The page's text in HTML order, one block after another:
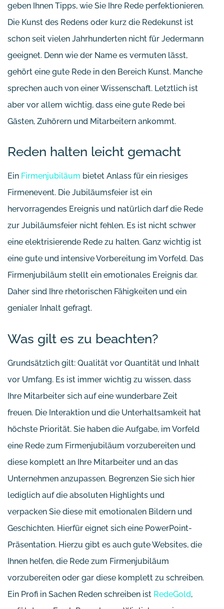
geben Ihnen Tipps, wie Sie Ihre Rede perfektionieren.
Die Kunst des Redens oder kurz die Redekunst ist
schon seit vielen Jahrhunderten nicht für Jedermann
geeignet. Denn wie der Name es vermuten lässt,
gehört eine gute Rede in den Bereich Kunst. Manche
sprechen auch von einer Wissenschaft. Letztlich ist
aber vor allem wichtig, dass eine gute Rede bei
Gästen, Zuhörern und Mitarbeitern ankommt.
Reden halten leicht gemacht
Ein Firmenjubiläum bietet Anlass für ein riesiges
Firmenevent. Die Jubiläumsfeier ist ein
hervorragendes Ereignis und natürlich darf die Rede
zur Jubiläumsfeier nicht fehlen. Es ist nicht schwer
eine elektrisierende Rede zu halten. Ganz wichtig ist
eine gute und intensive Vorbereitung im Vorfeld. Das
Firmenjubiläum stellt ein emotionales Ereignis dar.
Daher sind Ihre rhetorischen Fähigkeiten und ein
genialer Inhalt gefragt.
Was gilt es zu beachten?
Grundsätzlich gilt: Qualität vor Quantität und Inhalt
vor Umfang. Es ist immer wichtig zu wissen, dass
Ihre Mitarbeiter sich auf eine wunderbare Zeit
freuen. Die Interaktion und die Unterhaltsamkeit hat
höchste Priorität. Sie haben die Aufgabe, im Vorfeld
eine Rede zum Firmenjubiläum vorzubereiten und
diese komplett an Ihre Mitarbeiter und an das
Unternehmen anzupassen. Begrenzen Sie sich hier
lediglich auf die absoluten Highlights und
verpacken Sie diese mit emotionalen Bildern und
Geschichten. Hierfür eignet sich eine PowerPoint-
Präsentation. Hierzu gibt es auch gute Websites, die
Ihnen helfen, die Rede zum Firmenjubiläum
vorzubereiten oder gar diese komplett zu schreiben.
Ein Profi in Sachen Reden schreiben ist RedeGold,